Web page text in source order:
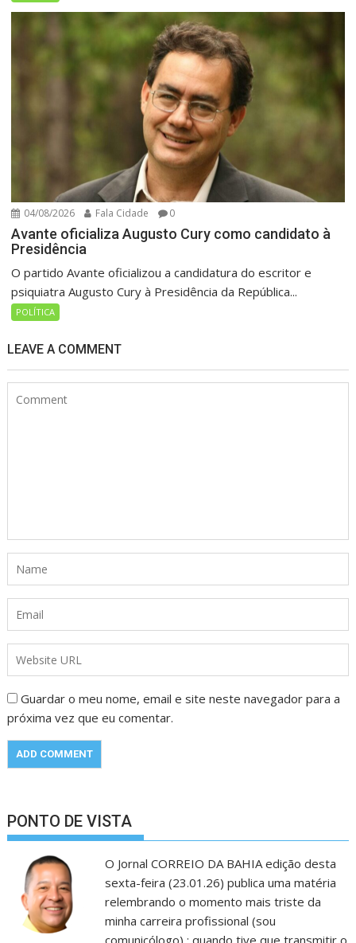
04/08/2026 Fala Cidade 0
Avante oficializa Augusto Cury como candidato à
Presidência
O partido Avante oficializou a candidatura do escritor e
psiquiatra Augusto Cury à Presidência da República...
POLÍTICA
LEAVE A COMMENT
Guardar o meu nome, email e site neste navegador para a
próxima vez que eu comentar.
PONTO DE VISTA
O Jornal CORREIO DA BAHIA edição desta
sexta-feira (23.01.26) publica uma matéria
relembrando o momento mais triste da
minha carreira profissional (sou